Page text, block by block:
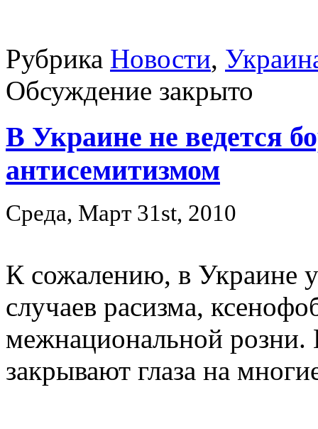
Рубрика Новости,
Обсуждение закрыто
В Украине не ведется
антисемитизмом
Среда, Март 31st, 2010
К сожалению, в Украине
случаев расизма,
межнациональной розни.
закрывают глаза на